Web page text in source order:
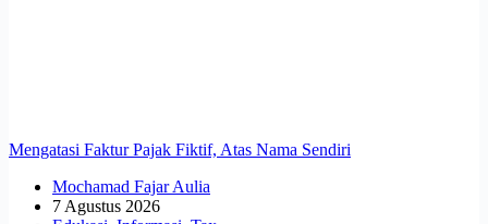
Mengatasi Faktur Pajak Fiktif, Atas Nama Sendiri
Mochamad Fajar Aulia
7 Agustus 2026